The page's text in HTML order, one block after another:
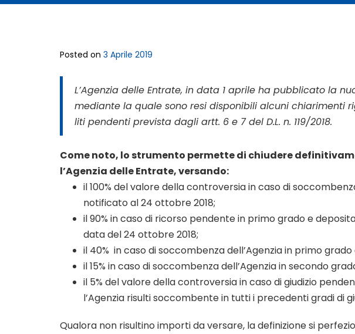
Posted on 3 Aprile 2019
L’Agenzia delle Entrate, in data 1 aprile ha pubblicato la
mediante la quale sono resi disponibili alcuni chiarimenti
liti pendenti prevista dagli artt. 6 e 7 del D.L. n. 119/2018.
Come noto, lo strumento permette di chiudere
l’Agenzia delle Entrate, versando:
il 100% del valore della controversia in caso di
notificato al 24 ottobre 2018;
il 90% in caso di ricorso pendente in primo grado e
data del 24 ottobre 2018;
il 40% in caso di soccombenza dell’Agenzia in primo grado
il 15% in caso di soccombenza dell’Agenzia in secondo
il 5% del valore della controversia in caso di giudizio
l’Agenzia risulti soccombente in tutti i precedenti gradi di
Qualora non risultino importi da versare, la definizione si